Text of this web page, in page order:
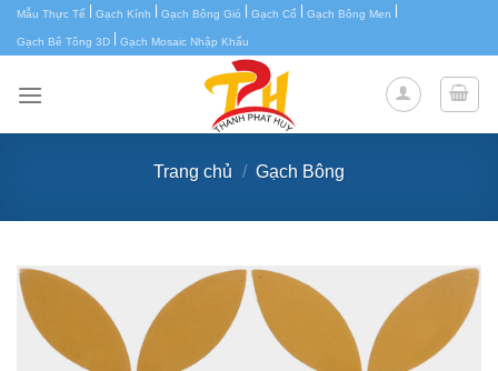
Chuyển
đến
dung
Mẫu Thực Tế Gạch Kính Gạch Bông Gió Gạch Cổ Gạch Bông Men
Gạch Bê Tông 3D Gạch Mosaic Nhập Khẩu
Trang chủ / Gạch Bông